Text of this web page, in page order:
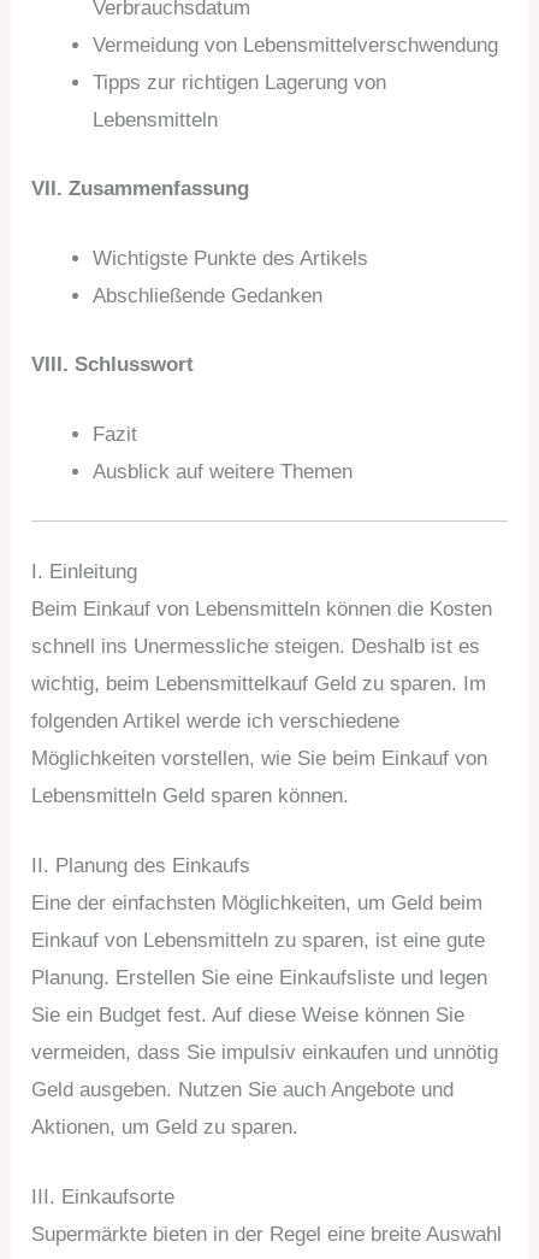
Verbrauchsdatum
Vermeidung von Lebensmittelverschwendung
Tipps zur richtigen Lagerung von
Lebensmitteln
VII. Zusammenfassung
Wichtigste Punkte des Artikels
Abschließende Gedanken
VIII. Schlusswort
Fazit
Ausblick auf weitere Themen
I. Einleitung
Beim Einkauf von Lebensmitteln können die Kosten
schnell ins Unermessliche steigen. Deshalb ist es
wichtig, beim Lebensmittelkauf Geld zu sparen. Im
folgenden Artikel werde ich verschiedene
Möglichkeiten vorstellen, wie Sie beim Einkauf von
Lebensmitteln Geld sparen können.
II. Planung des Einkaufs
Eine der einfachsten Möglichkeiten, um Geld beim
Einkauf von Lebensmitteln zu sparen, ist eine gute
Planung. Erstellen Sie eine Einkaufsliste und legen
Sie ein Budget fest. Auf diese Weise können Sie
vermeiden, dass Sie impulsiv einkaufen und unnötig
Geld ausgeben. Nutzen Sie auch Angebote und
Aktionen, um Geld zu sparen.
III. Einkaufsorte
Supermärkte bieten in der Regel eine breite Auswahl